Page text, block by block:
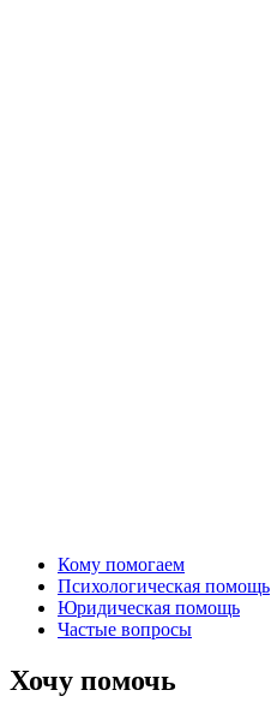
Кому помогаем
Психологическая помощь
Юридическая помощь
Частые вопросы
Хочу помочь